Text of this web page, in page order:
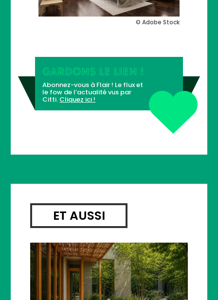
© Adobe Stock
GARDONS LE LIEN !
Abonnez-vous à Flair ! Le flux et
le fow de l’actualité vus par
Citti. Cliquez ici !
ET AUSSI